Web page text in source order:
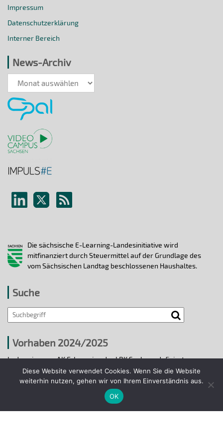
Impressum
Datenschutzerklärung
Interner Bereich
News-Archiv
News-
Archiv
Die sächsische E-Learning-Landesinitiative wird
mitfinanziert durch Steuermittel auf der Grundlage des
vom Sächsischen Landtag beschlossenen Haushaltes.
Suche
Vorhaben 2024/2025
In den vier vom AK E-Learning der LRK Sachsen definierten
strategischen Handlungsfeldern 2024/25 wurden bis 31.12.2025
ausgewählte E-Learning-Hochschulvorhaben durchgeführt.
Diese Website verwendet Cookies. Wenn Sie die Website
weiterhin nutzen, gehen wir von Ihrem Einverständnis aus.
OK